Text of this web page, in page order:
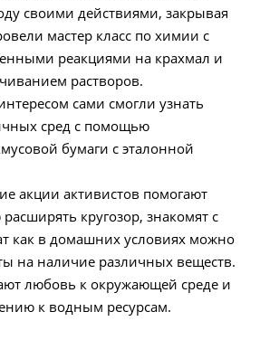
своими действиями, закрывая
мастер класс по химии с
реакциями на крахмал и
растворов.
сами смогли узнать
сред с помощью
бумаги с эталонной
акции активистов помогают
кругозор, знакомят с
как в домашних условиях можно
на наличие различных веществ.
любовь к окружающей среде и
к водным ресурсам.